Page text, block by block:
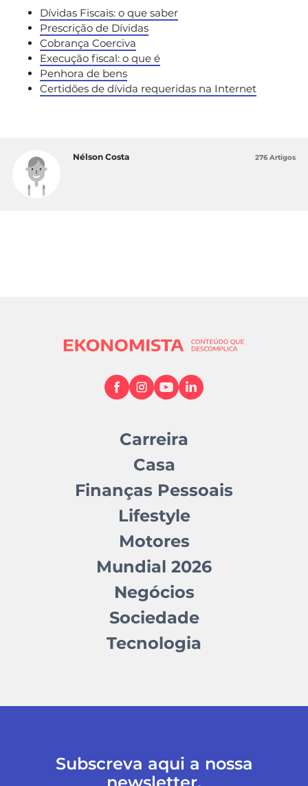
Dívidas Fiscais: o que saber
Prescrição de Dívidas
Cobrança Coerciva
Execução fiscal: o que é
Penhora de bens
Certidões de dívida requeridas na Internet
Nélson Costa 276 Artigos
Carreira
Casa
Finanças Pessoais
Lifestyle
Motores
Mundial 2026
Negócios
Sociedade
Tecnologia
Subscreva aqui a nossa